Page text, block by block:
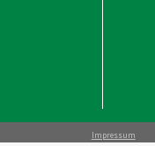
Impressum